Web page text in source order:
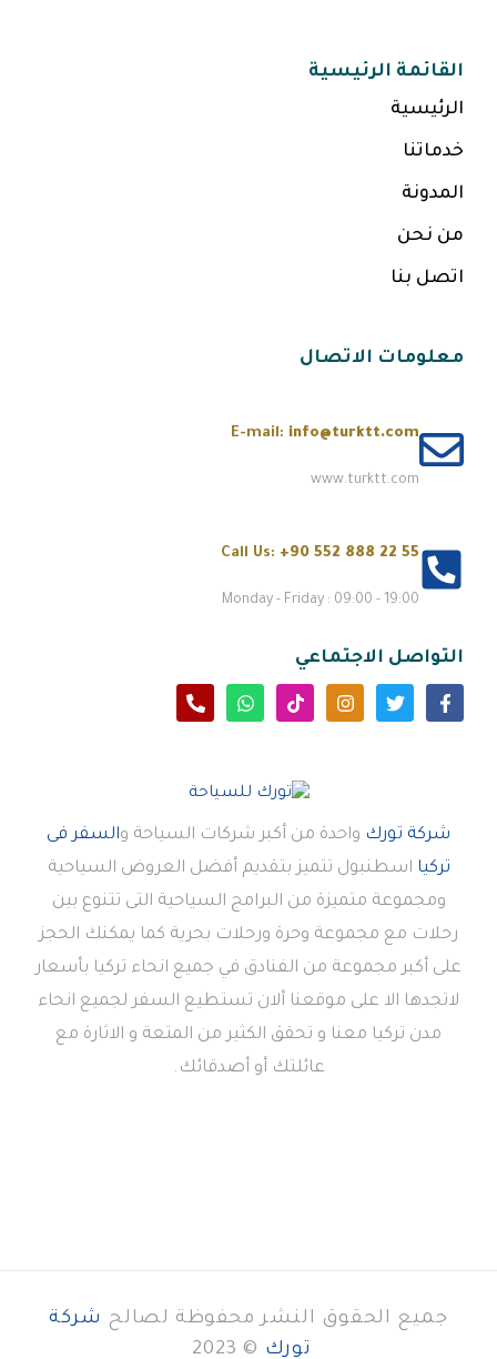
القائمة الرئيسية
الرئيسية
خدماتنا
المدونة
من نحن
اتصل بنا
معلومات الاتصال
E-mail: info@turktt.com
www.turktt.com
Call Us: +90 552 888 22 55
Monday - Friday : 09:00 - 19:00
التواصل الاجتماعي
شركة تورك واحدة من أكبر شركات السياحة والسفر فى
تركيا اسطنبول تتميز بتقديم أفضل العروض السياحية
ومجموعة متميزة من البرامج السياحية التى تتنوع بين
رحلات مع مجموعة وحرة ورحلات بحرية كما يمكنك الحجز
على أكبر مجموعة من الفنادق في جميع انحاء تركيا بأسعار
لاتجدها الا على موقعنا ألان تستطيع السفر لجميع انحاء
مدن تركيا معنا و تحقق الكثير من المتعة و الاثارة مع
عائلتك أو أصدقائك.
جميع الحقوق النشر محفوظة لصالح شركة
تورك © 2023